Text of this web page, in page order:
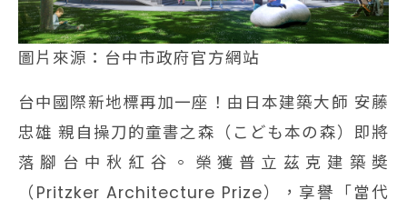
圖片來源：台中市政府官方網站
台中國際新地標再加一座！由日本建築大師 安藤
忠雄 親自操刀的童書之森（こども本の森）即將
落腳台中秋紅谷。榮獲普立茲克建築奬
（Pritzker Architecture Prize），享譽「當代